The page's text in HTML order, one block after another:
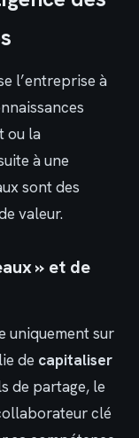
l’entreprise à
ou la
à une
sont des
valeur.
» et de
uniquement sur
de capitaliser
de partage, le
clé